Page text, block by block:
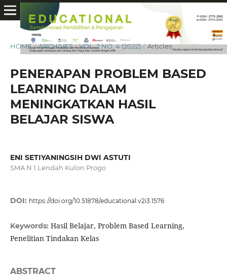
HOME / ARCHIVES / VOL. 2 NO. 4 (2022) / Articles
PENERAPAN PROBLEM BASED
LEARNING DALAM
MENINGKATKAN HASIL
BELAJAR SISWA
ENI SETIYANINGSIH DWI ASTUTI
SMA N 1 Lendah Kulon Progo
DOI: https://doi.org/10.51878/educational.v2i3.1576
Keywords: Hasil Belajar, Problem Based Learning,
Penelitian Tindakan Kelas
ABSTRACT